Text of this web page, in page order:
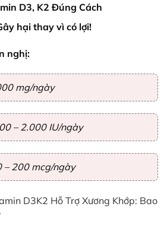
D3, K2 Đúng Cách
hại thay vì có lợi!
nghị:
mg/ngày
– 2.000 IU/ngày
– 200 mcg/ngày
D3K2 Hỗ Trợ Xương Khớp: Bao